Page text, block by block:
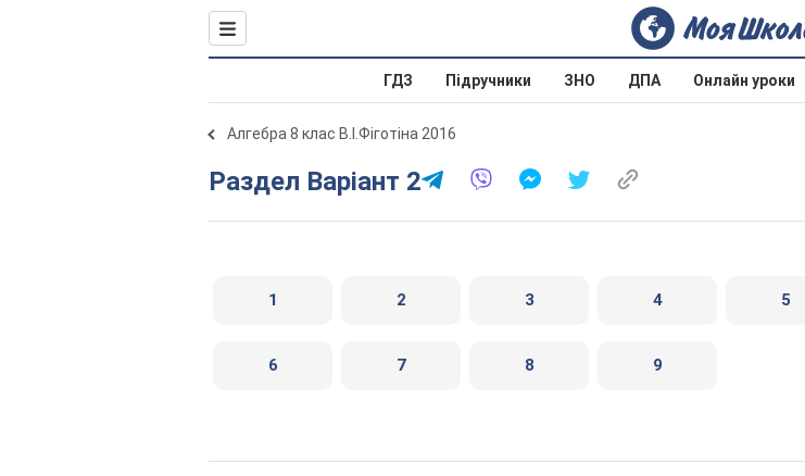
ГДЗ Підручники ЗНО ДПА Онлайн уроки
Алгебра 8 клас В.І.Фіготіна 2016
Раздел Варіант 2
1 2 3 4 5
6 7 8 9